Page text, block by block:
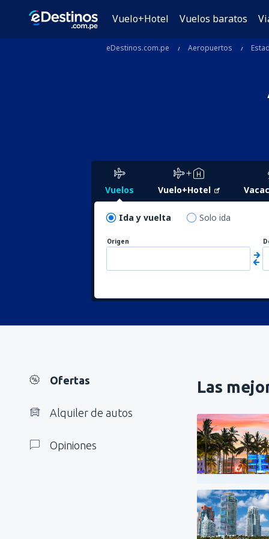
Vuelo+Hotel Vuelos baratos
eDestinos.com.pe Aeropuertos
Vuelos Vuelo+Hotel
Ida y vuelta Solo ida
Origen
Ofertas
Alquiler de autos
Opiniones
Las